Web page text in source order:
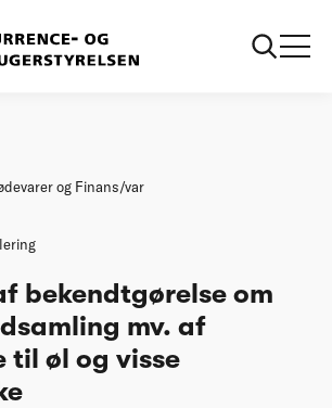
indsamling mv af emballage til oel og visse
laeskedrikke
og Finans/var
bekendtgørelse om
mv. af
til øl og visse